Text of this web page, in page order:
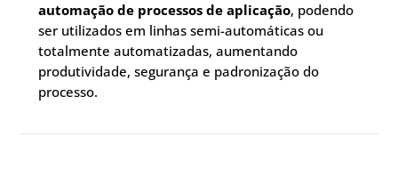
automação de processos de aplicação, podendo
ser utilizados em linhas semi-automáticas ou
totalmente automatizadas, aumentando
produtividade, segurança e padronização do
processo.